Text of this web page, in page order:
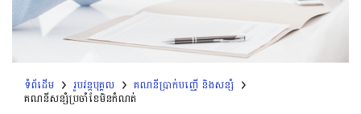
ទំព័ដើម រូបវន្តបុគ្គល គណនីប្រាក់បញ្ញើ និងសន្សំ
គណនីសន្សំប្រចាំខែមិនកំណត់